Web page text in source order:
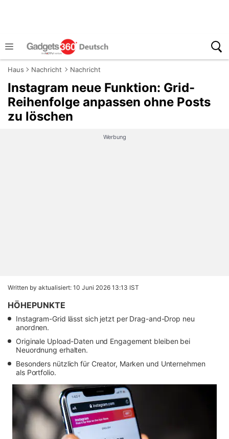
Haus Nachricht Nachricht
Instagram neue Funktion: Grid-
Reihenfolge anpassen ohne Posts
zu löschen
Werbung
Written by aktualisiert: 10 Juni 2026 13:13 IST
HÖHEPUNKTE
Instagram-Grid lässt sich jetzt per Drag-and-Drop neu
anordnen.
Originale Upload-Daten und Engagement bleiben bei
Neuordnung erhalten.
Besonders nützlich für Creator, Marken und Unternehmen
als Portfolio.